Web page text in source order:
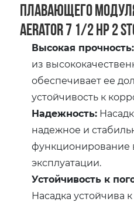
плавающего
Aerator 7 1/2 HP 2
Высокая прочность:
из
обеспечивает ее
устойчивость к
Надежность:
надежное и
функционирование
эксплуатации.
Устойчивость к
Насадка устойчива